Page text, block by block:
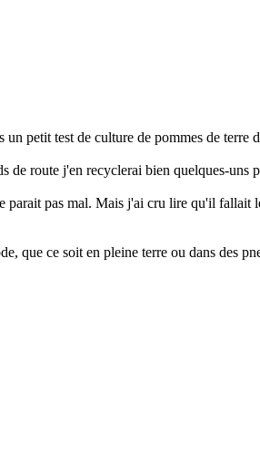
un petit test de culture de pommes de
route j'en recyclerai bien quelques-uns
pas mal. Mais j'ai cru lire qu'il fallait
que ce soit en pleine terre ou dans des